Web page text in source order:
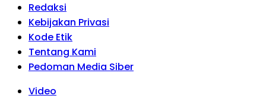
Redaksi
Kebijakan Privasi
Kode Etik
Tentang Kami
Pedoman Media Siber
Video